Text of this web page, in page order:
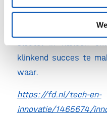
zin. In ons kennisrijke
de sector,
sleutel in handen
klinkend succes te
waar.
https://fd.nl/tech-en-
innovatie/1465674/